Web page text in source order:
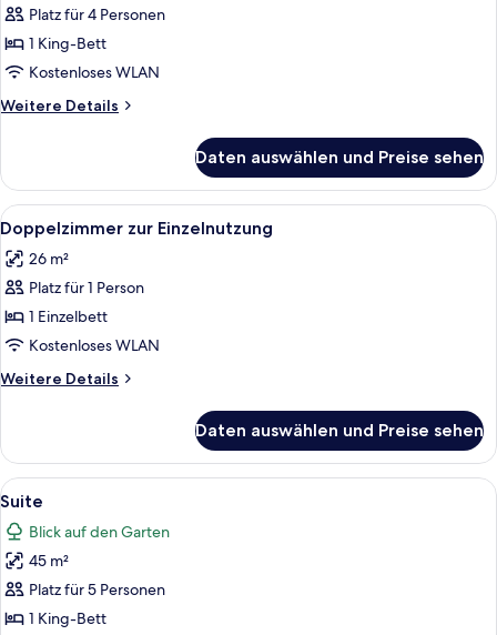
Doppelzimmer
anzeigen
Platz für 4 Personen
1 King-Bett
Kostenloses WLAN
Weitere Details
Weitere
Daten auswählen und Preise sehen
Alle
Fotos
für
Doppelzimmer
zur
Einzelnutzung
anzeigen
Ein Zimmer mit Holzboden, einem
27
Doppelzimmer zur Einzelnutzung
26 m²
Platz für 1 Person
1 Einzelbett
Kostenloses WLAN
Weitere Details
Weitere
zur
Einzelnutzung
Daten auswählen und Preise sehen
Alle
Fotos
für
Suite
anzeigen
Ein Schlafzimmer mit einem weißen
12
Suite
Blick auf den Garten
45 m²
Platz für 5 Personen
1 King-Bett